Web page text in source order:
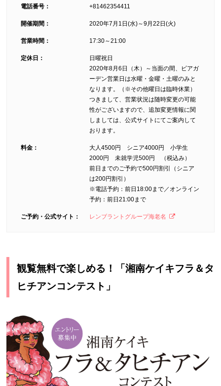
電話番号： +81462354411
開催期間： 2020年7月1日(水)～9月22日(火)
営業時間： 17:30～21:00
定休日：
日曜祝日
2020年8月6日（木）～当面の間、ビアガ
ーデン営業日は水曜・金曜・土曜のみと
なります。（※その他曜日は臨時休業）
つきまして、営業状況は随時変更の可能
性がございますので、追加変更情報に関
しましては、公式サイトにてご案内して
おります。
料金：
大人4500円 シニア4000円 小学生
2000円 未就学児500円 （税込み）
前日までのご予約で500円割引（シニア
は200円割引）
※電話予約：前日18:00まで／オンライン
予約：前日21:00まで
ご予約・公式サイト： レンブラントグループ海老名
観覧無料で楽しめる！「湘南ケイキフラ＆タ
ヒチアンコンテスト」